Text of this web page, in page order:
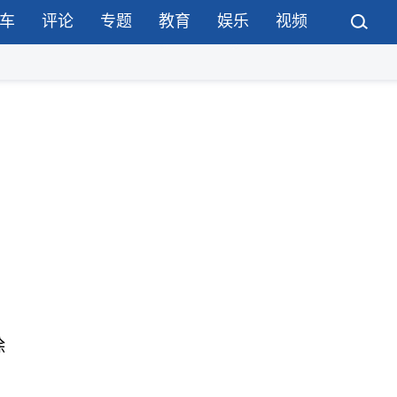
评论 专题 教育 娱乐 视频